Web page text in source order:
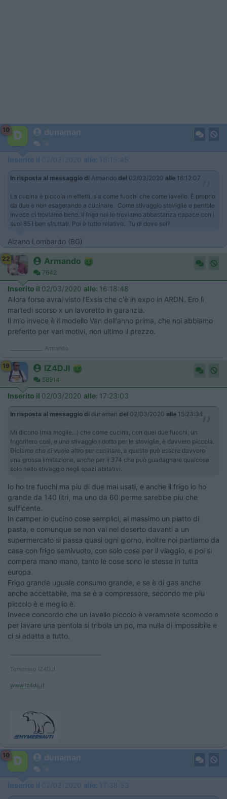
10 dunaman
14
Inserito il 02/03/2020 alle: 16:15:45
In risposta al messaggio di Armando del 02/03/2020 alle 16:12:07
La cucina è piccola in effetti, sia come fuochi che come lavello. È proprio
da due e non esagerando a cucinare. Come stivaggio stoviglie e pentole
invece ci troviamo bene. Il frigo noi lo troviamo abbastanza capace con i
suoi 85 l ben sfruttati. Poi è tutto relativo. Tu di dove sei?
Alzano Lombardo (BG)
22 Armando
7642
Inserito il 02/03/2020 alle: 16:18:48
Allora forse avrai visto l'Exsis che c'è in expo in ARDN. Ero lì
martedi scorso x un lavoretto in garanzia.
Il mio invece è il modello Van dell'anno prima, che noi abbiamo
preferito per vari motivi, non ultimo il prezzo.
_____________ Armando
19 IZ4DJI
58914
Inserito il 02/03/2020 alle: 17:23:03
In risposta al messaggio di dunaman del 02/03/2020 alle 15:23:34
Mi dicono (mia moglie...) che come cucina, con quei due fuochi, un
frigorifero così, e uno stivaggio ridotto per le stoviglie, è davvero piccola.
Diciamo che ci vuole altro per cucinare, e questo può essere davvero
una grossa limitazione, anche per il 374 che può guadagnare qualcosa
solo nello stivaggio negli spazi abitativi.
Io ho tre fuochi ma piu di due mai usati, e anche il frigo lo ho
grande da 140 litri, ma uno da 60 perme sarebbe piu che
sufficente.
In camper io cucino cose semplici, al massimo un piatto di
pasta, e comunque se non vai nel deserto davanti a un
supermercato si passa quasi ogni giorno, inoltre noi partiamo da
casa con frigo semivuoto, con solo cose per il viaggio, e poi si
compera mano mano, tanto le cose sono le stesse in tutta
europa.
Frigo grande uguale consumo grande, e se è di gas anche
anche accettabile, ma se è a compressore, secondo me piu
piccolo è e meglio è.
Invece concordo che un lavello piccolo è veramnete scomodo e
per lavare una pentola si tribola un po, ma nulla di impossibile e
ci si adatta a tutto.
Tommaso IZ4DJI
www.iz4dji.it
10 dunaman
14
Inserito il 02/03/2020 alle: 17:38:53